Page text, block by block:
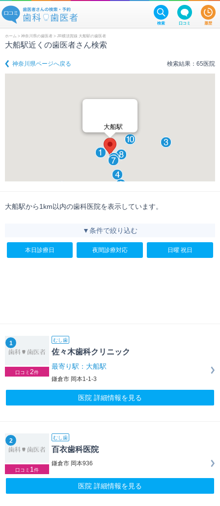
検索 口コミ 履歴
ホーム > 神奈川県の歯医者 > JR横須賀線 大船駅の歯医者
大船駅近くの歯医者さん検索
神奈川県ページへ戻る 検索結果：65医院
大船駅
大船駅から1km以内の歯科医院を表示しています。
▼条件で絞り込む
本日診療日 夜間診療対応 日曜 祝日
1
口コミ 2件
むし歯
佐々木歯科クリニック
最寄り駅：大船駅
鎌倉市 岡本1-1-3
医院 詳細情報を見る
2
口コミ 1 件
むし歯
百衣歯科医院
鎌倉市 岡本936
医院 詳細情報を見る